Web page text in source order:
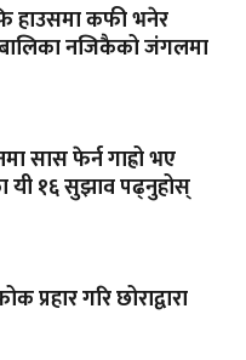
हाउसमा कफी भनेर
नजिकैको जंगलमा
सास फेर्न गाह्रो भए
यी १६ सुझाव पढ्नुहोस्
प्रहार गरि छोराद्वारा